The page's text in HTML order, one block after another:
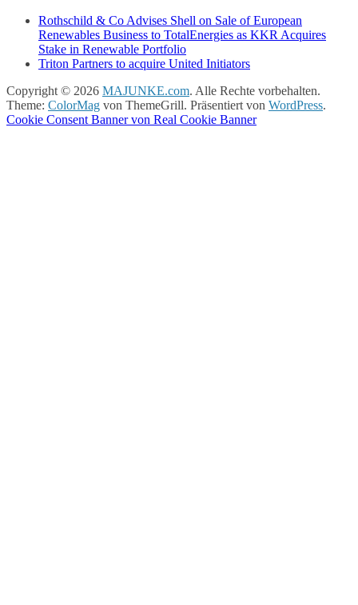
Rothschild & Co Advises Shell on Sale of European
Renewables Business to TotalEnergies as KKR Acquires
Stake in Renewable Portfolio
Triton Partners to acquire United Initiators
Copyright © 2026 MAJUNKE.com. Alle Rechte vorbehalten.
Theme: ColorMag von ThemeGrill. Präsentiert von WordPress.
Cookie Consent Banner von Real Cookie Banner